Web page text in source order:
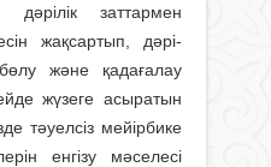
дәрілік заттармен
жақсартып, дәрі-
және қадағалау
жүзеге асыратын
тәуелсіз мейірбике
енгізу мәселесі